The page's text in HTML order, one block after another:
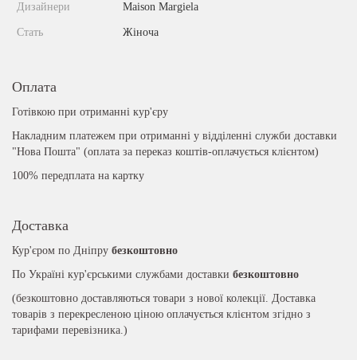
Дизайнери Maison Margiela
Стать Жіноча
Оплата
Готівкою при отриманні кур'єру
Накладним платежем при отриманні у відділенні служби доставки
"Нова Пошта" (оплата за переказ коштів-оплачується клієнтом)
100% передплата на картку
Доставка
Кур'єром по Дніпру безкоштовно
По Україні кур'єрськими службами доставки безкоштовно
(безкоштовно доставляються товари з нової колекції. Доставка
товарів з перекресленою ціною оплачується клієнтом згідно з
тарифами перевізника.)